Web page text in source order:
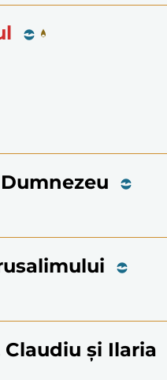
Claudiu și Ilaria